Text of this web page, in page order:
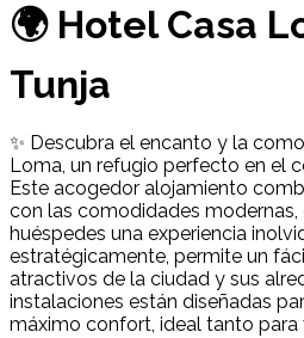
🌍 Hotel Casa
Tunja
✨ Descubra el encanto y la
Loma, un refugio perfecto en el
Este acogedor alojamiento
con las comodidades modernas,
huéspedes una experiencia
estratégicamente, permite un
atractivos de la ciudad y sus
instalaciones están diseñadas
máximo confort, ideal tanto para